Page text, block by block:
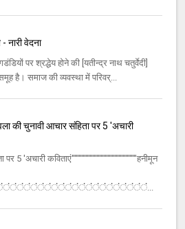
नारी वेदना
पर श्रद्धेय होने की [यतीन्द्र नाथ चतुर्वेदी]
है। समाज की व्यवस्था में परिवर्...
की चुनावी आचार संहिता पर 5 'अचारी
पर 5 'अचारी कविताएं'''''''''''''''''''''''''''''''''''''''''''''''हनीमून